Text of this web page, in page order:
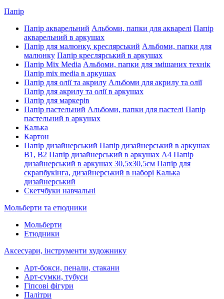
Папір
Папір акварельний Альбоми, папки для акварелі Папір
акварельний в аркушах
Папір для малюнку, креслярський Альбоми, папки для
малюнку Папір креслярський в аркушах
Папір Mix Media Альбоми, папки для змішаних технік
Папір mix media в аркушах
Папір для олії та акрилу Альбоми для акрилу та олії
Папір для акрилу та олії в аркушах
Папір для маркерів
Папір пастельний Альбоми, папки для пастелі Папір
пастельний в аркушах
Калька
Картон
Папір дизайнерський Папір дизайнерський в аркушах
В1, В2 Папір дизайнерський в аркушах А4 Папір
дизайнерський в аркушах 30,5х30,5см Папір для
скрапбукінга, дизайнерський в наборі Калька
дизайнерський
Скетчбуки навчальні
Мольберти та етюдники
Мольберти
Етюдники
Аксесуари, інструменти художнику
Арт-бокси, пенали, стакани
Арт-сумки, тубуси
Гіпсові фігури
Палітри